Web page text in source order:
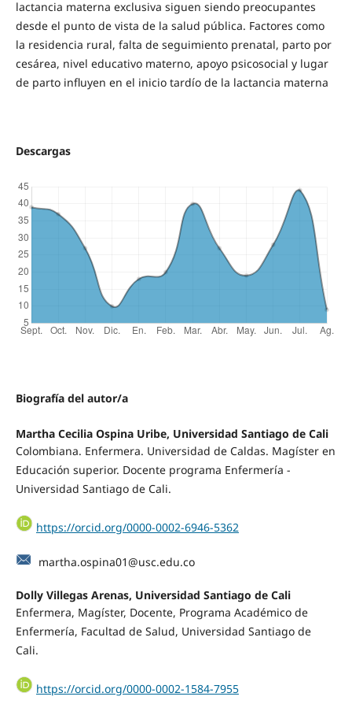
lactancia materna exclusiva siguen siendo preocupantes
desde el punto de vista de la salud pública. Factores como
la residencia rural, falta de seguimiento prenatal, parto por
cesárea, nivel educativo materno, apoyo psicosocial y lugar
de parto influyen en el inicio tardío de la lactancia materna
Descargas
Biografía del autor/a
Martha Cecilia Ospina Uribe, Universidad Santiago de Cali
Colombiana. Enfermera. Universidad de Caldas. Magíster en
Educación superior. Docente programa Enfermería -
Universidad Santiago de Cali.
https://orcid.org/0000-0002-6946-5362
martha.ospina01@usc.edu.co
Dolly Villegas Arenas, Universidad Santiago de Cali
Enfermera, Magíster, Docente, Programa Académico de
Enfermería, Facultad de Salud, Universidad Santiago de
Cali.
https://orcid.org/0000-0002-1584-7955